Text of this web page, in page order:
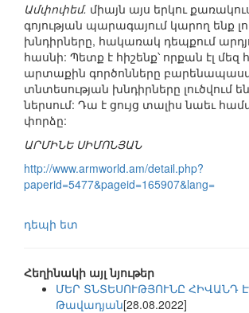
Ամփոփեմ. միայն այս երկու
գոյության պարագայում կարող ենք
խնդիրները, հակառակ դեպքում
հասնի: Պետք է հիշենք՝ որքան էլ
արտաքին գործոնները
տնտեսության խնդիրները լուծվում
ներսում: Դա է ցույց տալիս նաեւ
փորձը:
ԱՐՄԻՆԵ ՍԻՄՈՆՅԱՆ
http://www.armworld.am/detail.php?
paperid=5477&pageid=165907&lang=
դեպի ետ
Հեղինակի այլ նյութեր
ՄԵՐ ՏՆՏԵՍՈՒԹՅՈՒՆԸ ՀԻՎԱՆԴ
Թավադյան[28.08.2022]